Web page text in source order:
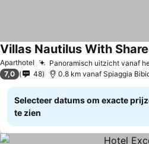
Aparthotel Panoramisch uitzicht vanaf
Villas Nautilus With
7,0 48 0.8 km vanaf Spiaggia
Selecteer datums om exacte
te zien